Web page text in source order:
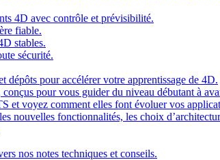
4D avec contrôle et prévisibilité.
fiable.
stables.
sécurité.
pour accélérer votre apprentissage de 4D.
pour vous guider du niveau débutant à
et voyez comment elles font évoluer vos
nouvelles fonctionnalités, les choix
nos notes techniques et conseils.